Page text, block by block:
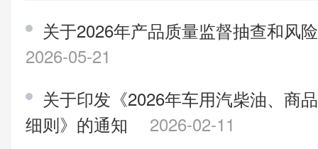
关于2026年产品质量监督抽查和风
2026-05-21
关于印发《2026年车用汽柴油、商
细则》的通知
2026-02-11